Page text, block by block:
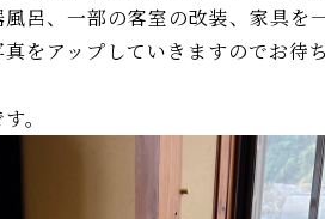
呂、一部の客室の改装、家具を
をアップしていきますのでお待
。